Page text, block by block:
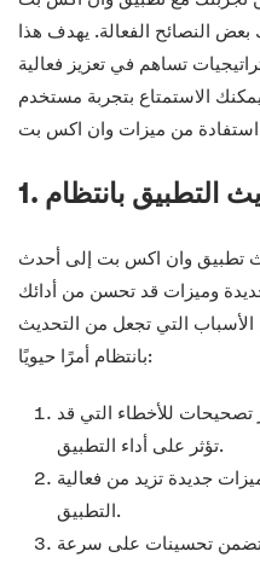
النصائح الفعالة. يهدف هذا
تساهم في تعزيز فعالية
الاستمتاع بتجربة مستخدم
التطبيق بانتظام
تطبيق وان اكس بت إلى أحدث
وميزات قد تحسن من أدائك
التي تجعل من التحديث
بانتظام أمرًا حيويًا:
تصحيحات للأخطاء التي قد
تؤثر على أداء التطبيق.
جديدة تزيد من فعالية
التطبيق.
تتضمن تحسينات على سرعة